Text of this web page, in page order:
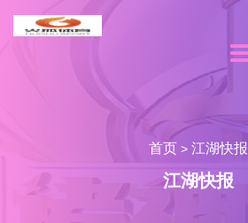
首页 > 江湖快报
江湖快报